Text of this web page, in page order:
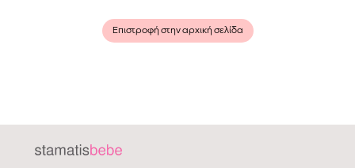
Επιστροφή στην αρχική σελίδα